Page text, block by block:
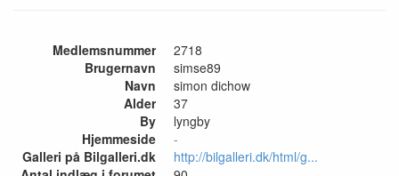
Medlemsnummer
2718
Brugernavn
simse89
Navn
simon dichow
Alder
37
By
lyngby
Hjemmeside
-
Galleri på Bilgalleri.dk
http://bilgalleri.dk/html/g...